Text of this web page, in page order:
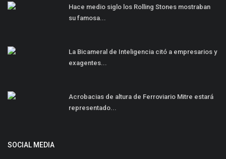
Hace medio siglo los Rolling Stones mostraban
su famosa...
La Bicameral de Inteligencia citó a empresarios y
exagentes...
Acrobacias de altura de Ferroviario Mitre estará
representado...
SOCIAL MEDIA